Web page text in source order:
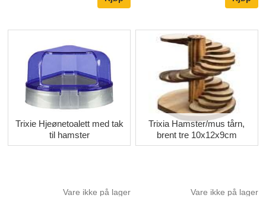
Trixie Hjeønetoalett med tak
til hamster
Vare ikke på lager
Trixia Hamster/mus tårn,
brent tre 10x12x9cm
Vare ikke på lager